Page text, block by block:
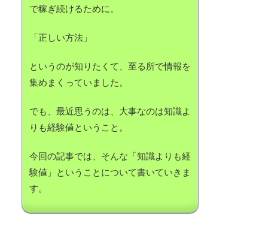
で稼ぎ続けるために。
「正しい方法」
というのが知りたくて、至る所で情報を
集めまくっていました。
でも、最近思うのは、大事なのは知識よ
りも経験値ということ。
今回の記事では、そんな「知識よりも経
験値」ということについて書いていきま
す。